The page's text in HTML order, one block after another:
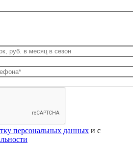
персональных данных и с